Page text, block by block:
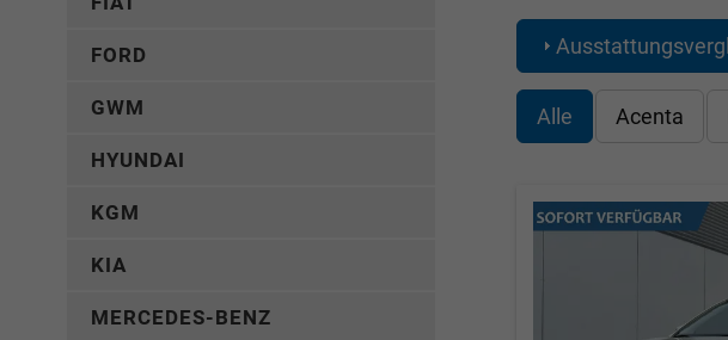
Alle Acenta
FORD
GWM
HYUNDAI
KGM
KIA
MERCEDES-BENZ